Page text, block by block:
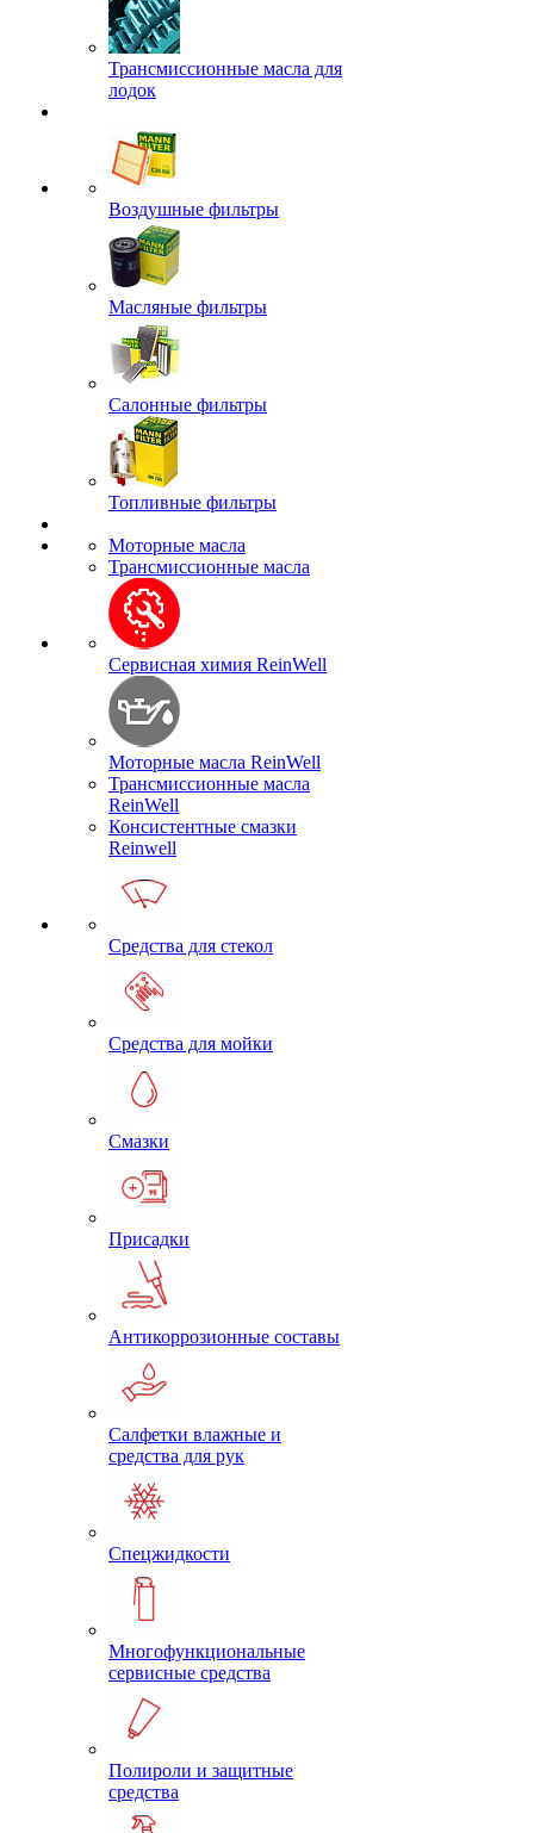
Трансмиссионные масла для
лодок
Воздушные фильтры
Масляные фильтры
Салонные фильтры
Топливные фильтры
Моторные масла
Трансмиссионные масла
Сервисная химия ReinWell
Моторные масла ReinWell
Трансмиссионные масла
ReinWell
Консистентные смазки
Reinwell
Средства для стекол
Средства для мойки
Смазки
Присадки
Антикоррозионные составы
Салфетки влажные и
средства для рук
Спецжидкости
Многофункциональные
сервисные средства
Полироли и защитные
средства